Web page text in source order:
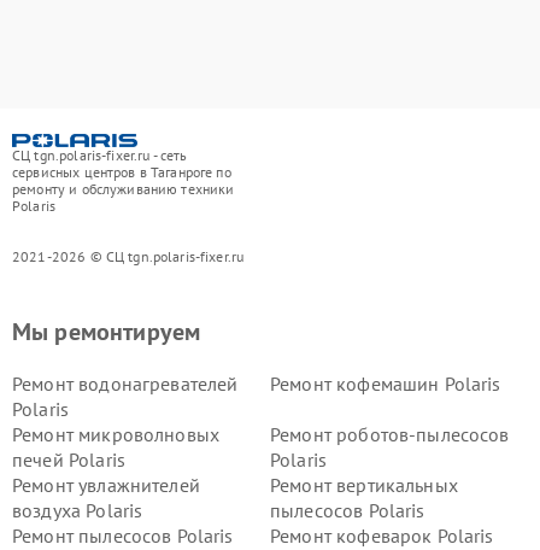
СЦ tgn.polaris-fixer.ru - сеть
сервисных центров в Таганроге по
ремонту и обслуживанию техники
Polaris
2021-2026 © СЦ tgn.polaris-fixer.ru
Мы ремонтируем
Ремонт водонагревателей
Polaris
Ремонт кофемашин Polaris
Ремонт микроволновых
печей Polaris
Ремонт роботов-пылесосов
Polaris
Ремонт увлажнителей
воздуха Polaris
Ремонт вертикальных
пылесосов Polaris
Ремонт пылесосов Polaris
Ремонт кофеварок Polaris